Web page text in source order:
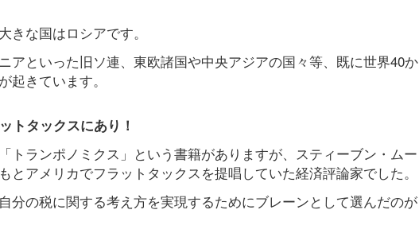
な国はロシアです。
アといった旧ソ連、東欧諸国や中央アジアの国々等、既に世界40か
起きています。
トタックスにあり！
トランポノミクス」という書籍がありますが、スティーブン・ムー
アメリカでフラットタックスを提唱していた経済評論家でした。
分の税に関する考え方を実現するためにブレーンとして選んだのが